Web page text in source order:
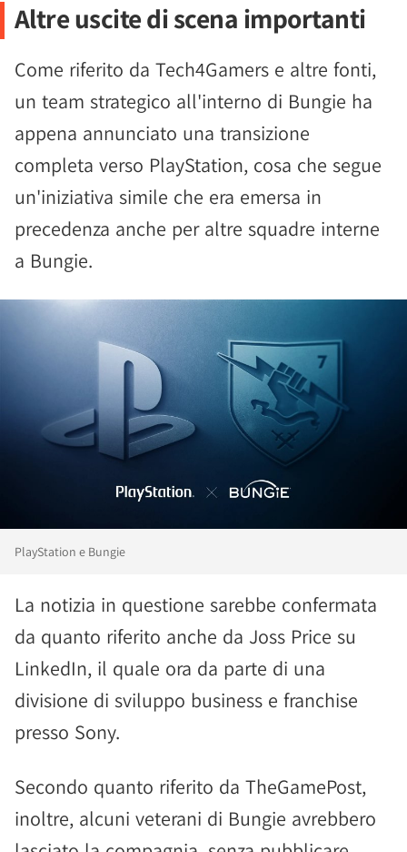
Altre uscite di scena importanti
Come riferito da Tech4Gamers e altre fonti,
un team strategico all'interno di Bungie ha
appena annunciato una transizione
completa verso PlayStation, cosa che segue
un'iniziativa simile che era emersa in
precedenza anche per altre squadre interne
a Bungie.
PlayStation e Bungie
La notizia in questione sarebbe confermata
da quanto riferito anche da Joss Price su
LinkedIn, il quale ora da parte di una
divisione di sviluppo business e franchise
presso Sony.
Secondo quanto riferito da TheGamePost,
inoltre, alcuni veterani di Bungie avrebbero